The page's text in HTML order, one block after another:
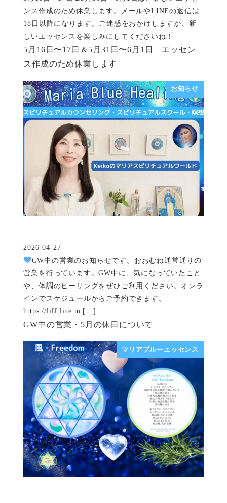
5月16日〜17日＆5月31日〜6月1日 エッセン
ス作成のため休業します
ンス作成のため休業します。メールやLINEの返信は
18日以降になります。ご迷惑をおかけしますが、新
しいエッセンスを楽しみにしてくださいね！
お知らせ
GW中の営業・5月の休日について
GW中の営業のお知らせです。おおむね通常通りの
営業を行っています。GW中に、気になっていたこと
や、体調のヒーリングをぜひご利用ください。オンラ
インでスケジュールからご予約できます。
https://liff.line.m […]
2026-04-27
マリアブルーエッセンス